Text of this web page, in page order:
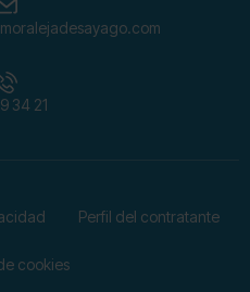
34 21
Perfil del contratante
cookies